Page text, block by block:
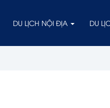
DU LỊCH NỘI ĐỊA DU